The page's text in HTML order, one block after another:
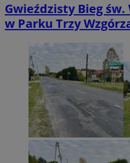
Gwieździsty Bieg
w Parku Trzy